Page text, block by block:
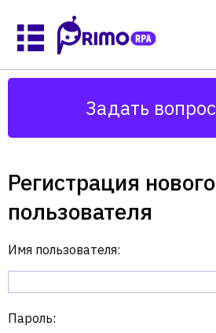
Задать вопрос
Регистрация нового
пользователя
Имя пользователя:
Пароль: